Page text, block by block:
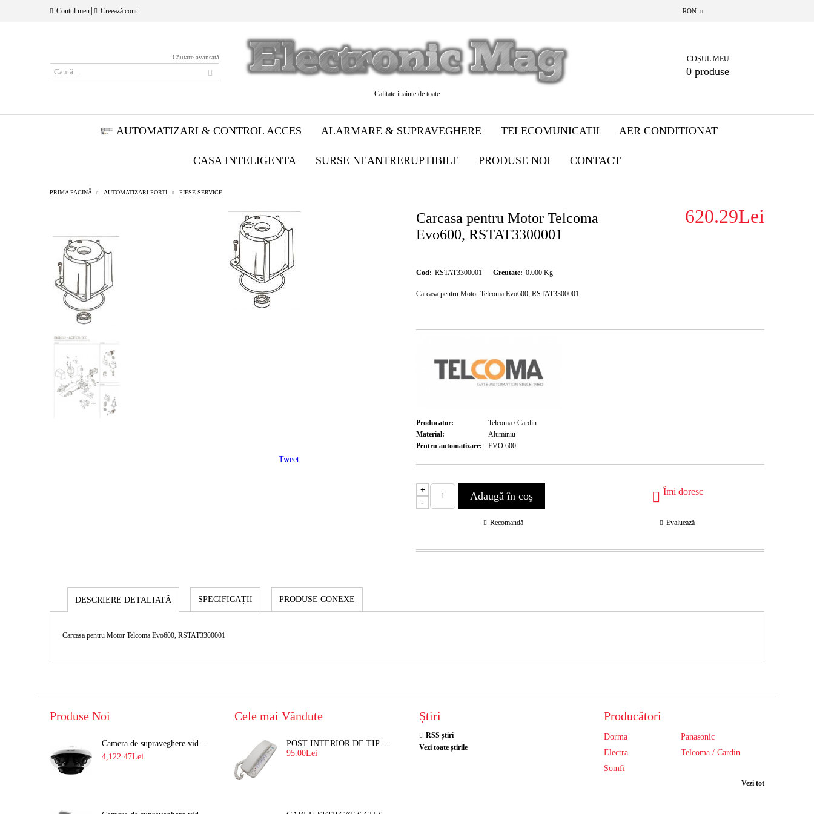
Contul meu Creează cont RON
Căutare avansată
Calitate inainte de toate
COȘUL MEU
0 produse
AUTOMATIZARI & CONTROL ACCES ALARMARE & SUPRAVEGHERE TELECOMUNICATII AER CONDITIONAT
CASA INTELIGENTA SURSE NEANTRERUPTIBILE PRODUSE NOI CONTACT
PRIMA PAGINĂ AUTOMATIZARI PORTI PIESE SERVICE
Carcasa pentru Motor Telcoma
Evo600, RSTAT3300001
620.29Lei
Cod: RSTAT3300001 Greutate: 0.000 Kg
Carcasa pentru Motor Telcoma Evo600, RSTAT3300001
Producator:
Telcoma / Cardin
Material:
Aluminiu
Pentru automatizare:
EVO 600
+
-
Îmi doresc
Recomandă Evaluează
Tweet
DESCRIERE DETALIATĂ SPECIFICAȚII PRODUSE CONEXE
Carcasa pentru Motor Telcoma Evo600, RSTAT3300001
Produse Noi
Camera de supraveghere video 8MP panoramica de exterior(4x2MP Stitched) Navaio NGC-7482PR
4,122.47Lei
Cele mai Vândute
POST INTERIOR DE TIP TELEFON RESEL, T8018 PENTRU INTERFON DE BLOC
95.00Lei
Știri
RSS știri
Vezi toate știrile
Producători
Dorma
Panasonic
Electra
Telcoma / Cardin
Somfi
Vezi tot